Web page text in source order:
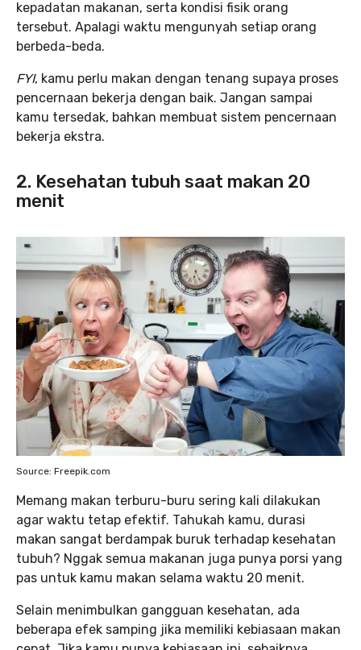
kepadatan makanan, serta kondisi fisik orang
tersebut. Apalagi waktu mengunyah setiap orang
berbeda-beda.
FYI, kamu perlu makan dengan tenang supaya proses
pencernaan bekerja dengan baik. Jangan sampai
kamu tersedak, bahkan membuat sistem pencernaan
bekerja ekstra.
2. Kesehatan tubuh saat makan 20
menit
Source: Freepik.com
Memang makan terburu-buru sering kali dilakukan
agar waktu tetap efektif. Tahukah kamu, durasi
makan sangat berdampak buruk terhadap kesehatan
tubuh? Nggak semua makanan juga punya porsi yang
pas untuk kamu makan selama waktu 20 menit.
Selain menimbulkan gangguan kesehatan, ada
beberapa efek samping jika memiliki kebiasaan makan